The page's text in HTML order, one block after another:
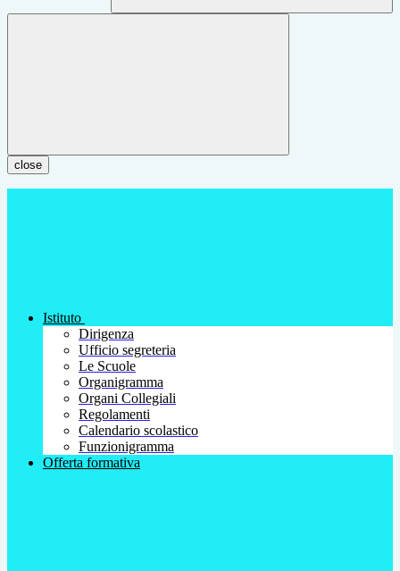
close
Istituto
Dirigenza
Ufficio segreteria
Le Scuole
Organigramma
Organi Collegiali
Regolamenti
Calendario scolastico
Funzionigramma
Offerta formativa